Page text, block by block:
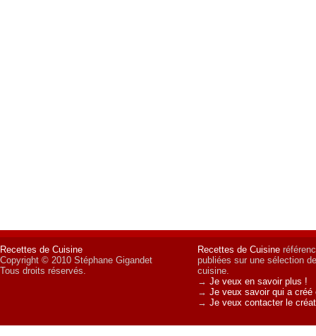
Recettes de Cuisine
Copyright © 2010 Stéphane Gigandet
Tous droits réservés.
Recettes de Cuisine
publiées sur une sélection
cuisine.
→ Je veux en savoir plus !
→ Je veux savoir qui a créé
→ Je veux contacter le